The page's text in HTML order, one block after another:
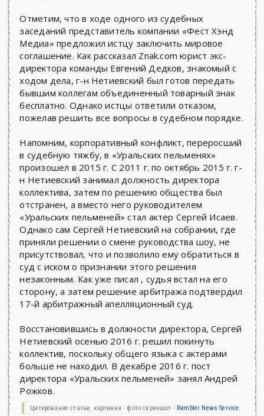
Отметим, что в ходе одного из судебных
заседаний представитель компании «Фест Хэнд
Медиа» предложил истцу заключить мировое
соглашение. Как рассказал Znak.com юрист экс-
директора команды Евгений Дедков, знакомый с
ходом дела, г-н Нетиевский был готов передать
бывшим коллегам объединенный товарный знак
бесплатно. Однако истцы ответили отказом,
пожелав решить все вопросы в судебном порядке.
Напомним, корпоративный конфликт, переросший
в судебную тяжбу, в «Уральских пельменях»
произошел в 2015 г. С 2011 г. по октябрь 2015 г. г-
н Нетиевский занимал должность директора
коллектива, затем по решению общества был
отстранен, а вместо него руководителем
«Уральских пельменей» стал актер Сергей Исаев.
Однако сам Сергей Нетиевский на собрании, где
приняли решении о смене руководства шоу, не
присутствовал, что и позволило ему обратиться в
суд с иском о признании этого решения
незаконным. Как уже писал , судья встал на его
сторону, а затем решение арбитража подтвердил
17-й арбитражный апелляционный суд.
Восстановившись в должности директора, Сергей
Нетиевский осенью 2016 г. решил покинуть
коллектив, поскольку общего языка с актерами
больше не находил. В декабре 2016 г. пост
директора «Уральских пельменей» занял Андрей
Рожков.
Цитирование статьи, картинки - фото скриншот - Rambler News Service.